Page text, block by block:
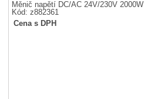
Měnič napětí DC/AC 24V/230V 2000W
Kód: z882361
Cena s DPH